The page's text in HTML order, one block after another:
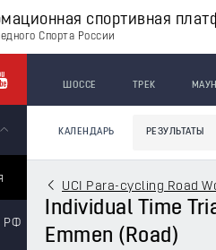
спортивная
Спорта России
РФ
ШОССЕ ТРЕК
КАЛЕНДАРЬ РЕЗУЛЬТАТЫ
UCI Para-cycling Road
Individual Time
Emmen (Road)